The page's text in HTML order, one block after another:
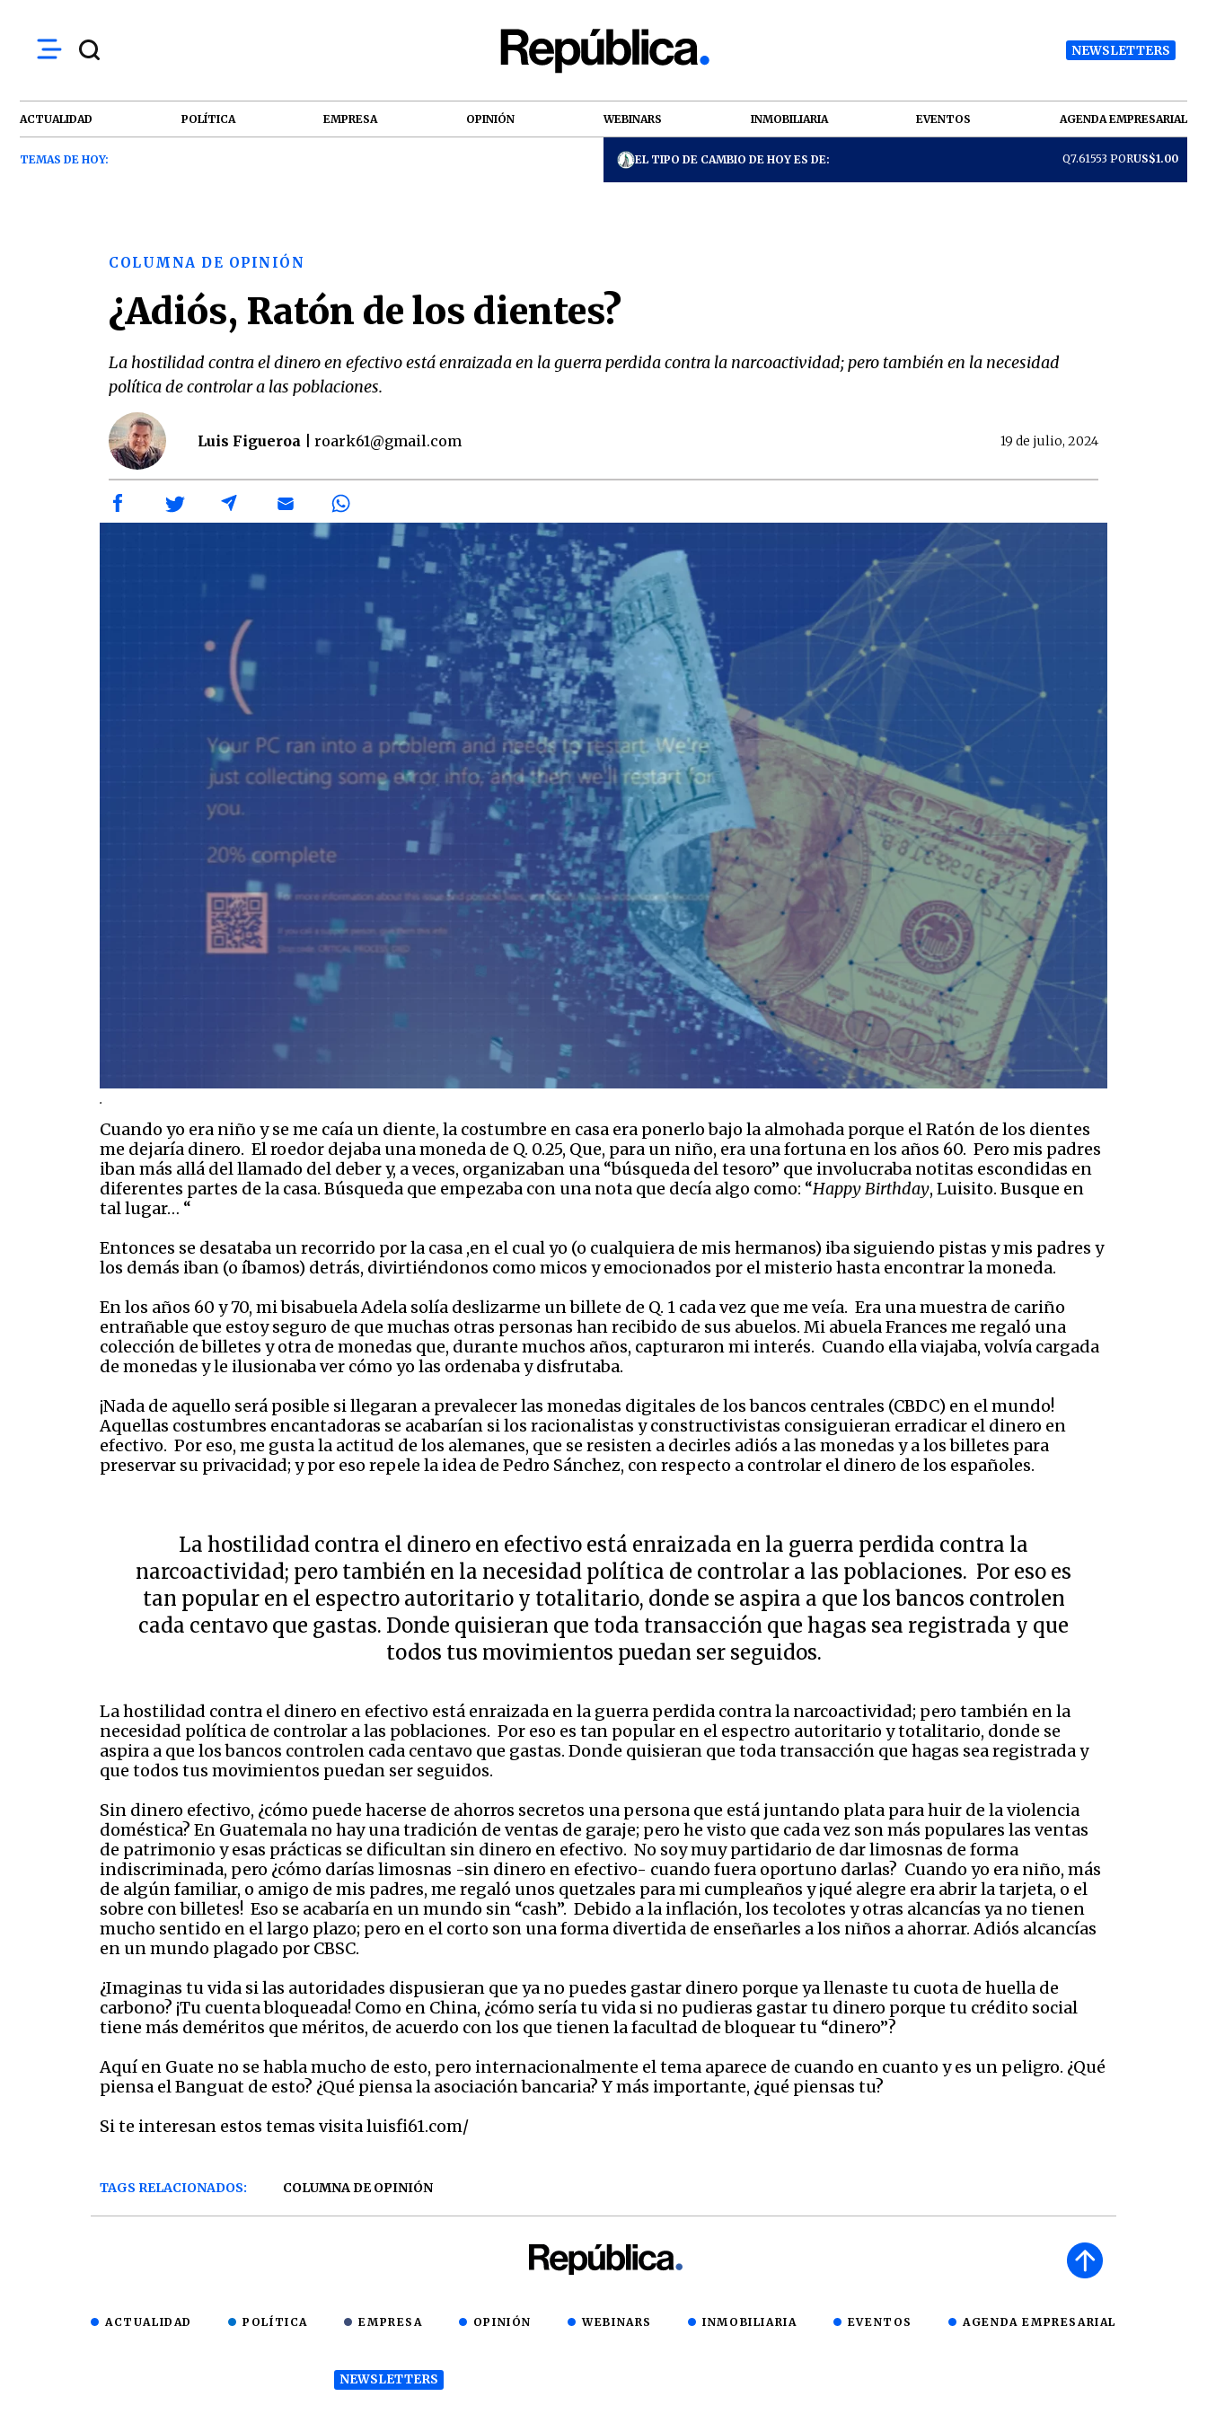
NEWSLETTERS
ACTUALIDAD POLÍTICA EMPRESA OPINIÓN WEBINARS INMOBILIARIA EVENTOS AGENDA EMPRESARIAL
TEMAS DE HOY: EL TIPO DE CAMBIO DE HOY ES DE: Q7.61553 PORUS$1.00
COLUMNA DE OPINIÓN
¿Adiós, Ratón de los dientes?
La hostilidad contra el dinero en efectivo está enraizada en la guerra perdida contra la narcoactividad; pero también en la necesidad
política de controlar a las poblaciones.
Luis Figueroa | roark61@gmail.com 19 de julio, 2024
.
Cuando yo era niño y se me caía un diente, la costumbre en casa era ponerlo bajo la almohada porque el Ratón de los dientes
me dejaría dinero. El roedor dejaba una moneda de Q. 0.25, Que, para un niño, era una fortuna en los años 60. Pero mis padres
iban más allá del llamado del deber y, a veces, organizaban una “búsqueda del tesoro” que involucraba notitas escondidas en
diferentes partes de la casa. Búsqueda que empezaba con una nota que decía algo como: “Happy Birthday, Luisito. Busque en
tal lugar… “
Entonces se desataba un recorrido por la casa ,en el cual yo (o cualquiera de mis hermanos) iba siguiendo pistas y mis padres y
los demás iban (o íbamos) detrás, divirtiéndonos como micos y emocionados por el misterio hasta encontrar la moneda.
En los años 60 y 70, mi bisabuela Adela solía deslizarme un billete de Q. 1 cada vez que me veía. Era una muestra de cariño
entrañable que estoy seguro de que muchas otras personas han recibido de sus abuelos. Mi abuela Frances me regaló una
colección de billetes y otra de monedas que, durante muchos años, capturaron mi interés. Cuando ella viajaba, volvía cargada
de monedas y le ilusionaba ver cómo yo las ordenaba y disfrutaba.
¡Nada de aquello será posible si llegaran a prevalecer las monedas digitales de los bancos centrales (CBDC) en el mundo!
Aquellas costumbres encantadoras se acabarían si los racionalistas y constructivistas consiguieran erradicar el dinero en
efectivo. Por eso, me gusta la actitud de los alemanes, que se resisten a decirles adiós a las monedas y a los billetes para
preservar su privacidad; y por eso repele la idea de Pedro Sánchez, con respecto a controlar el dinero de los españoles.
La hostilidad contra el dinero en efectivo está enraizada en la guerra perdida contra la
narcoactividad; pero también en la necesidad política de controlar a las poblaciones. Por eso es
tan popular en el espectro autoritario y totalitario, donde se aspira a que los bancos controlen
cada centavo que gastas. Donde quisieran que toda transacción que hagas sea registrada y que
todos tus movimientos puedan ser seguidos.
La hostilidad contra el dinero en efectivo está enraizada en la guerra perdida contra la narcoactividad; pero también en la
necesidad política de controlar a las poblaciones. Por eso es tan popular en el espectro autoritario y totalitario, donde se
aspira a que los bancos controlen cada centavo que gastas. Donde quisieran que toda transacción que hagas sea registrada y
que todos tus movimientos puedan ser seguidos.
Sin dinero efectivo, ¿cómo puede hacerse de ahorros secretos una persona que está juntando plata para huir de la violencia
doméstica? En Guatemala no hay una tradición de ventas de garaje; pero he visto que cada vez son más populares las ventas
de patrimonio y esas prácticas se dificultan sin dinero en efectivo. No soy muy partidario de dar limosnas de forma
indiscriminada, pero ¿cómo darías limosnas -sin dinero en efectivo- cuando fuera oportuno darlas? Cuando yo era niño, más
de algún familiar, o amigo de mis padres, me regaló unos quetzales para mi cumpleaños y ¡qué alegre era abrir la tarjeta, o el
sobre con billetes! Eso se acabaría en un mundo sin “cash”. Debido a la inflación, los tecolotes y otras alcancías ya no tienen
mucho sentido en el largo plazo; pero en el corto son una forma divertida de enseñarles a los niños a ahorrar. Adiós alcancías
en un mundo plagado por CBSC.
¿Imaginas tu vida si las autoridades dispusieran que ya no puedes gastar dinero porque ya llenaste tu cuota de huella de
carbono? ¡Tu cuenta bloqueada! Como en China, ¿cómo sería tu vida si no pudieras gastar tu dinero porque tu crédito social
tiene más deméritos que méritos, de acuerdo con los que tienen la facultad de bloquear tu “dinero”?
Aquí en Guate no se habla mucho de esto, pero internacionalmente el tema aparece de cuando en cuanto y es un peligro. ¿Qué
piensa el Banguat de esto? ¿Qué piensa la asociación bancaria? Y más importante, ¿qué piensas tu?
Si te interesan estos temas visita luisfi61.com/
TAGS RELACIONADOS: COLUMNA DE OPINIÓN
ACTUALIDAD POLÍTICA EMPRESA OPINIÓN WEBINARS INMOBILIARIA EVENTOS AGENDA EMPRESARIAL
NEWSLETTERS